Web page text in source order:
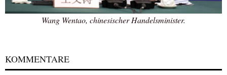
Wang Wentao, chinesischer Handelsminister.
KOMMENTARE